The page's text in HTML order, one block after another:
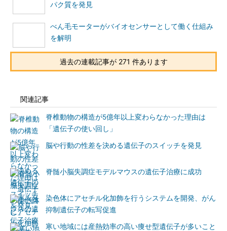
パク質を発見
べん毛モーターがバイオセンサーとして働く仕組み
を解明
過去の連載記事が 271 件あります
関連記事
脊椎動物の構造が5億年以上変わらなかった理由は
「遺伝子の使い回し」
脳や行動の性差を決める遺伝子のスイッチを発見
脊髄小脳失調症モデルマウスの遺伝子治療に成功
染色体にアセチル化加飾を行うシステムを開発、がん
抑制遺伝子の転写促進
寒い地域には産熱効率の高い痩せ型遺伝子が多いこと